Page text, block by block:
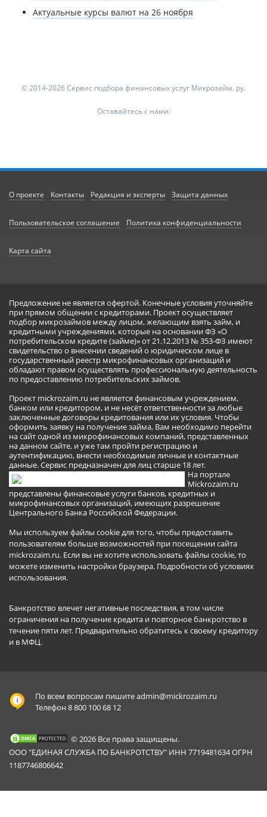
Актуальные курсы валют на 26 ноября
© 2014-2026 Сервис подбора финансовых услуг Микрозайм. ру.
Оставайтесь с нами:
О проекте Контакты Редакция и эксперты Защита данных
Пользовательское соглашение Политика конфиденциальности
Карта сайта
Предложение не является офертой. Конечные условия уточняйте
при прямом общении с кредиторами. Проект осуществляет
подбор микрозаймов между лицом, желающим взять займ, и
кредитными учреждениями, которые на основании ФЗ «О
потребительском кредите (займе)» от 21.12.2013 № 353-ФЗ имеют
свидетельство о внесении сведений о юридическом лице в
государственный реестр микрофинансовых организаций и
обладают правом осуществлять профессиональную деятельность
по предоставлению потребительских займов.
Проект mickrozaim.ru не является финансовым учреждением,
банком или кредитором, и не несёт ответственности за любые
заключенные договоры кредитования или их условия. Чтобы
оформить заявку на получение займа, Вам необходимо перейти
на сайт одной из микрофинансовых компаний, представленных
на данном сайте, и уже там пройти регистрацию и
аутентификацию, внести необходимые личные и контактные
данные. Сервис предназначен для лиц старше 18 лет.
На портале
Mickrozaim.ru
представлены финансовые услуги банков, кредитных и
микрофинансовых организаций, имеющих разрешение
Центрального Банка Российской Федерации.
Мы используем файлы cookie для того, чтобы предоставить
пользователям больше возможностей при посещении сайта
mickrozaim.ru. Если вы не хотите использовать файлы cookie, то
можете изменить настройки браузера. Подробности об условиях
использования.
Банкротство влечет негативные последствия, в том числе
ограничения на получение кредита и повторное банкротство в
течение пяти лет. Предварительно обратитесь к своему кредитору
и в МФЦ.
По всем вопросам пишитеadmin@mickrozaim.ru
Телефон 8 800 100 68 12
© 2026 Все права защищены.
ООО "ЕДИНАЯ СЛУЖБА ПО БАНКРОТСТВУ" ИНН 7719481634 ОГРН
1187746806642
Mickrozaim.ru использует файлы cookie для